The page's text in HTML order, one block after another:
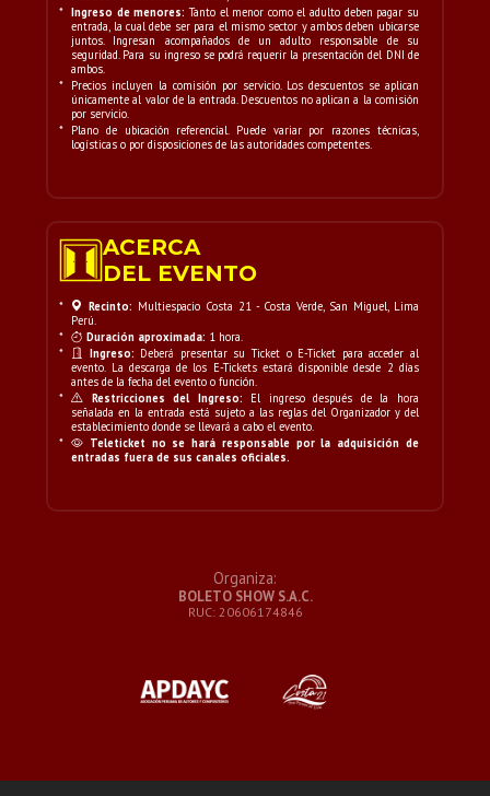
* Ingreso de menores: Tanto el menor como el adulto deben pagar su
entrada, la cual debe ser para el mismo sector y ambos deben ubicarse
juntos. Ingresan acompañados de un adulto responsable de su
seguridad. Para su ingreso se podrá requerir la presentación del DNI de
ambos.
* Precios incluyen la comisión por servicio. Los descuentos se aplican
únicamente al valor de la entrada. Descuentos no aplican a la comisión
por servicio.
* Plano de ubicación referencial. Puede variar por razones técnicas,
logísticas o por disposiciones de las autoridades competentes.
ACERCA
DEL EVENTO
* Recinto: Multiespacio Costa 21 - Costa Verde, San Miguel, Lima
Perú.
*
Duración aproximada: 1 hora.
*
Ingreso: Deberá presentar su Ticket o E-Ticket para acceder al
evento. La descarga de los E-Tickets estará disponible desde 2 días
antes de la fecha del evento o función.
*
Restricciones del Ingreso: El ingreso después de la hora
señalada en la entrada está sujeto a las reglas del Organizador y del
establecimiento donde se llevará a cabo el evento.
*
Teleticket no se hará responsable por la adquisición de
entradas fuera de sus canales oficiales.
Organiza:
BOLETO SHOW S.A.C.
RUC: 20606174846